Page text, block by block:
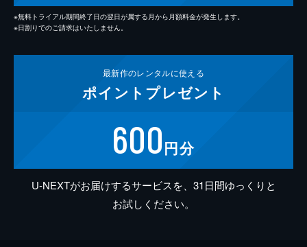
※無料トライアル期間終了日の翌日が属する月から月額料金が発生します。
※日割りでのご請求はいたしません。
最新作のレンタルに使える
ポイント プレゼント
600円分
U-NEXTがお届けするサービスを、31日間ゆっくりと
お試しください。